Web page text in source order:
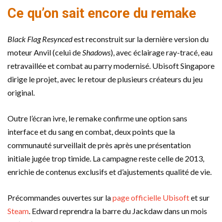
Ce qu’on sait encore du remake
Black Flag Resyncedest reconstruit sur la dernière version du
moteur Anvil (celui deShadows), avec éclairage ray-tracé, eau
retravaillée et combat au parry modernisé. Ubisoft Singapore
dirige le projet, avec le retour de plusieurs créateurs du jeu
original.
Outre l’écran ivre, le remake confirme une option sans
interface et du sang en combat, deux points que la
communauté surveillait de près après une présentation
initiale jugée trop timide. La campagne reste celle de 2013,
enrichie de contenus exclusifs et d’ajustements qualité de vie.
Précommandes ouvertes sur lapage officielle Ubisoftet sur
Steam. Edward reprendra la barre du Jackdaw dans un mois